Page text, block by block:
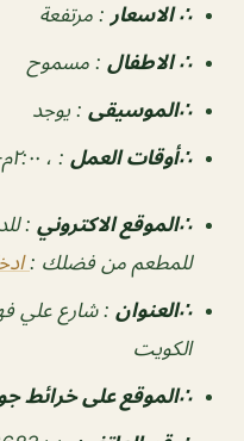
∴ الاسعار : مرتفعة
∴ الاطفال : مسموح
∴الموسيقى : يوجد
‏∴أوقات العمل : ، ٢:٠٠م–١:٠٠ص
∴الموقع الاكتروني :
للمطعم من فضلك :
∴العنوان : شارع علي
الكويت
∴الموقع على